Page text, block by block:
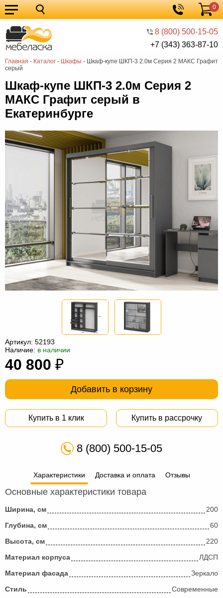
8 (800) 500-15-05
+7 (343) 363-87-10
Корзина
0
Главная - Каталог - Шкафы - Шкаф-купе ШКП-3 2.0м Серия 2 МАКС Графит
серый
Кухонные
гарнитуры
Мебель
для
кухни
Мебель
для
спальни
Кровати
Шкафы
Диваны
Мягкая
мебель
Детская
прихожей
Комоды
Офисная
мебель
Столы
под
компьютер
Мебель
Мебель
из
ротанга
Садовая
мебель
Косметологическое
оборудование
Шкаф-купе ШКП-3 2.0м Серия 2
МАКС Графит серый в
Екатеринбурге
Артикул: 52193
Наличие: в наличии
40 800 ₽
Добавить в корзину
Купить в 1 клик Купить в рассрочку
8 (800) 500-15-05
Характеристики Доставка и оплата Отзывы
Основные характеристики товара
Ширина, см
200
Глубина, см
60
Высота, см
220
Материал корпуса
ЛДСП
Материал фасада
Зеркало
Стиль
Современные